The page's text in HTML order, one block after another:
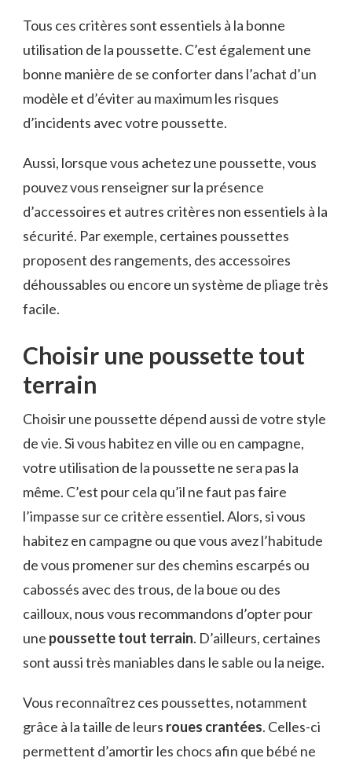
Tous ces critères sont essentiels à la bonne
utilisation de la poussette. C’est également une
bonne manière de se conforter dans l’achat d’un
modèle et d’éviter au maximum les risques
d’incidents avec votre poussette.
Aussi, lorsque vous achetez une poussette, vous
pouvez vous renseigner sur la présence
d’accessoires et autres critères non essentiels à la
sécurité. Par exemple, certaines poussettes
proposent des rangements, des accessoires
déhoussables ou encore un système de pliage très
facile.
Choisir une poussette tout
terrain
Choisir une poussette dépend aussi de votre style
de vie. Si vous habitez en ville ou en campagne,
votre utilisation de la poussette ne sera pas la
même. C’est pour cela qu’il ne faut pas faire
l’impasse sur ce critère essentiel. Alors, si vous
habitez en campagne ou que vous avez l’habitude
de vous promener sur des chemins escarpés ou
cabossés avec des trous, de la boue ou des
cailloux, nous vous recommandons d’opter pour
une poussette tout terrain. D’ailleurs, certaines
sont aussi très maniables dans le sable ou la neige.
Vous reconnaîtrez ces poussettes, notamment
grâce à la taille de leurs roues crantées. Celles-ci
permettent d’amortir les chocs afin que bébé ne